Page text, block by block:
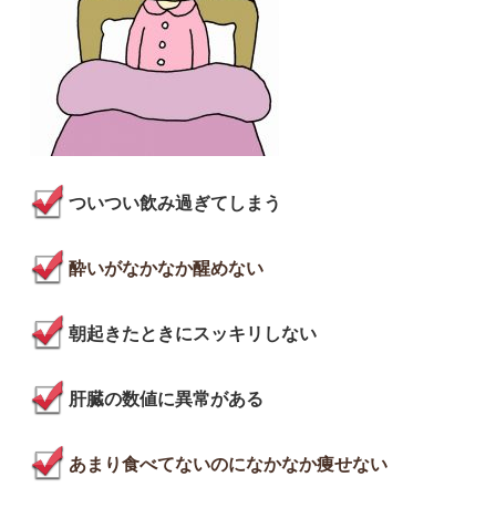
ついつい飲み過ぎてしまう
酔いがなかなか醒めない
朝起きたときにスッキリしない
肝臓の数値に異常がある
あまり食べてないのになかなか痩せない